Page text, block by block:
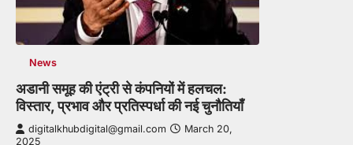
News
अडानी समूह की एंट्री से कंपनियों में हलचल:
विस्तार, प्रभाव और प्रतिस्पर्धा की नई चुनौतियाँ
digitalkhubdigital@gmail.com
March 20,
2025